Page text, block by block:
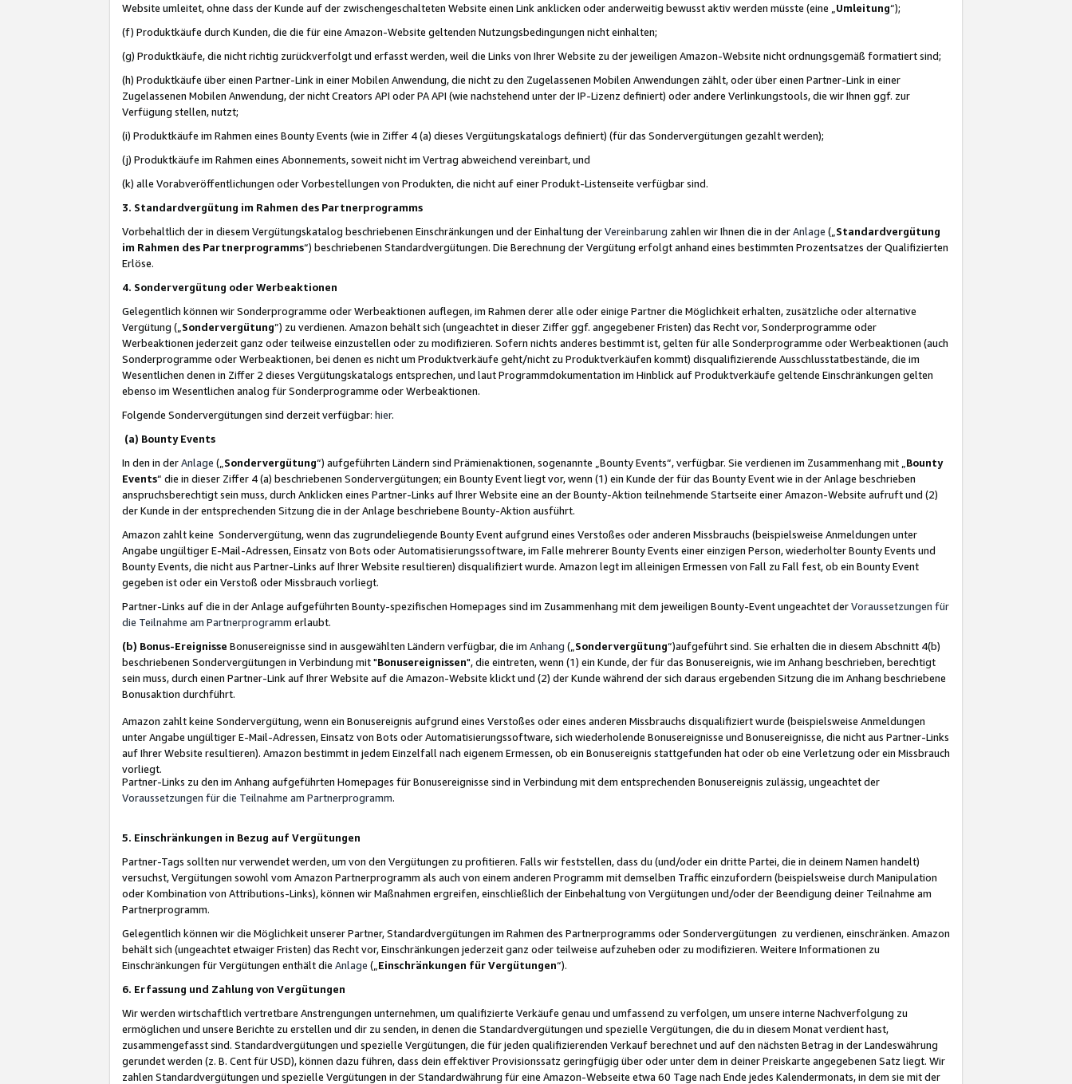
Website umleitet, ohne dass der Kunde auf der zwischengeschalteten Website einen Link anklicken oder anderweitig bewusst aktiv werden müsste (eine „ Umleitung“);
(f) Produktkäufe durch Kunden, die die für eine Amazon-Website geltenden Nutzungsbedingungen nicht einhalten;
(g) Produktkäufe, die nicht richtig zurückverfolgt und erfasst werden, weil die Links von Ihrer Website zu der jeweiligen Amazon-Website nicht ordnungsgemäß formatiert sind;
(h) Produktkäufe über einen Partner-Link in einer Mobilen Anwendung, die nicht zu den Zugelassenen Mobilen Anwendungen zählt, oder über einen Partner-Link in einer
Zugelassenen Mobilen Anwendung, der nicht Creators API oder PA API (wie nachstehend unter der IP-Lizenz definiert) oder andere Verlinkungstools, die wir Ihnen ggf. zur
Verfügung stellen, nutzt;
(i) Produktkäufe im Rahmen eines Bounty Events (wie in Ziffer 4 (a) dieses Vergütungskatalogs definiert) (für das Sondervergütungen gezahlt werden);
(j) Produktkäufe im Rahmen eines Abonnements, soweit nicht im Vertrag abweichend vereinbart, und
(k) alle Vorabveröffentlichungen oder Vorbestellungen von Produkten, die nicht auf einer Produkt-Listenseite verfügbar sind.
3. Standardvergütung im Rahmen des Partnerprogramms
Vorbehaltlich der in diesem Vergütungskatalog beschriebenen Einschränkungen und der Einhaltung derVereinbarung zahlen wir Ihnen die in derAnlage („ Standardvergütung
im Rahmen des Partnerprogramms“) beschriebenen Standardvergütungen. Die Berechnung der Vergütung erfolgt anhand eines bestimmten Prozentsatzes der Qualifizierten
Erlöse.
4. Sondervergütung oder Werbeaktionen
Gelegentlich können wir Sonderprogramme oder Werbeaktionen auflegen, im Rahmen derer alle oder einige Partner die Möglichkeit erhalten, zusätzliche oder alternative
Vergütung („ Sondervergütung”) zu verdienen. Amazon behält sich (ungeachtet in dieser Ziffer ggf. angegebener Fristen) das Recht vor, Sonderprogramme oder
Werbeaktionen jederzeit ganz oder teilweise einzustellen oder zu modifizieren. Sofern nichts anderes bestimmt ist, gelten für alle Sonderprogramme oder Werbeaktionen (auch
Sonderprogramme oder Werbeaktionen, bei denen es nicht um Produktverkäufe geht/nicht zu Produktverkäufen kommt) disqualifizierende Ausschlusstatbestände, die im
Wesentlichen denen in Ziffer 2 dieses Vergütungskatalogs entsprechen, und laut Programmdokumentation im Hinblick auf Produktverkäufe geltende Einschränkungen gelten
ebenso im Wesentlichen analog für Sonderprogramme oder Werbeaktionen.
Folgende Sondervergütungen sind derzeit verfügbar: hier.
(a) Bounty Events
In den in derAnlage („ Sondervergütung“) aufgeführten Ländern sind Prämienaktionen, sogenannte „Bounty Events“, verfügbar. Sie verdienen im Zusammenhang mit „ Bounty
Events“ die in dieser Ziffer 4 (a) beschriebenen Sondervergütungen; ein Bounty Event liegt vor, wenn (1) ein Kunde der für das Bounty Event wie in der Anlage beschrieben
anspruchsberechtigt sein muss, durch Anklicken eines Partner-Links auf Ihrer Website eine an der Bounty-Aktion teilnehmende Startseite einer Amazon-Website aufruft und (2)
der Kunde in der entsprechenden Sitzung die in der Anlage beschriebene Bounty-Aktion ausführt.
Amazon zahlt keine Sondervergütung, wenn das zugrundeliegende Bounty Event aufgrund eines Verstoßes oder anderen Missbrauchs (beispielsweise Anmeldungen unter
Angabe ungültiger E-Mail-Adressen, Einsatz von Bots oder Automatisierungssoftware, im Falle mehrerer Bounty Events einer einzigen Person, wiederholter Bounty Events und
Bounty Events, die nicht aus Partner-Links auf Ihrer Website resultieren) disqualifiziert wurde. Amazon legt im alleinigen Ermessen von Fall zu Fall fest, ob ein Bounty Event
gegeben ist oder ein Verstoß oder Missbrauch vorliegt.
Partner-Links auf die in der Anlage aufgeführten Bounty-spezifischen Homepages sind im Zusammenhang mit dem jeweiligen Bounty-Event ungeachtet derVoraussetzungen für
die Teilnahme am Partnerprogramm erlaubt.
(b) Bonus-Ereignisse Bonusereignisse sind in ausgewählten Ländern verfügbar, die im Anhang („ Sondervergütung“)aufgeführt sind. Sie erhalten die in diesem Abschnitt 4(b)
beschriebenen Sondervergütungen in Verbindung mit "Bonusereignissen", die eintreten, wenn (1) ein Kunde, der für das Bonusereignis, wie im Anhang beschrieben, berechtigt
sein muss, durch einen Partner-Link auf Ihrer Website auf die Amazon-Website klickt und (2) der Kunde während der sich daraus ergebenden Sitzung die im Anhang beschriebene
Bonusaktion durchführt.
Amazon zahlt keine Sondervergütung, wenn ein Bonusereignis aufgrund eines Verstoßes oder eines anderen Missbrauchs disqualifiziert wurde (beispielsweise Anmeldungen
unter Angabe ungültiger E-Mail-Adressen, Einsatz von Bots oder Automatisierungssoftware, sich wiederholende Bonusereignisse und Bonusereignisse, die nicht aus Partner-Links
auf Ihrer Website resultieren). Amazon bestimmt in jedem Einzelfall nach eigenem Ermessen, ob ein Bonusereignis stattgefunden hat oder ob eine Verletzung oder ein Missbrauch
vorliegt.
Partner-Links zu den im Anhang aufgeführten Homepages für Bonusereignisse sind in Verbindung mit dem entsprechenden Bonusereignis zulässig, ungeachtet der
Voraussetzungen für die Teilnahme am Partnerprogramm.
5. Einschränkungen in Bezug auf Vergütungen
Partner-Tags sollten nur verwendet werden, um von den Vergütungen zu profitieren. Falls wir feststellen, dass du (und/oder ein dritte Partei, die in deinem Namen handelt)
versuchst, Vergütungen sowohl vom Amazon Partnerprogramm als auch von einem anderen Programm mit demselben Traffic einzufordern (beispielsweise durch Manipulation
oder Kombination von Attributions-Links), können wir Maßnahmen ergreifen, einschließlich der Einbehaltung von Vergütungen und/oder der Beendigung deiner Teilnahme am
Partnerprogramm.
Gelegentlich können wir die Möglichkeit unserer Partner, Standardvergütungen im Rahmen des Partnerprogramms oder Sondervergütungen zu verdienen, einschränken. Amazon
behält sich (ungeachtet etwaiger Fristen) das Recht vor, Einschränkungen jederzeit ganz oder teilweise aufzuheben oder zu modifizieren. Weitere Informationen zu
Einschränkungen für Vergütungen enthält die Anlage („ Einschränkungen für Vergütungen“).
6. Erfassung und Zahlung von Vergütungen
Wir werden wirtschaftlich vertretbare Anstrengungen unternehmen, um qualifizierte Verkäufe genau und umfassend zu verfolgen, um unsere interne Nachverfolgung zu
ermöglichen und unsere Berichte zu erstellen und dir zu senden, in denen die Standardvergütungen und spezielle Vergütungen, die du in diesem Monat verdient hast,
zusammengefasst sind. Standardvergütungen und spezielle Vergütungen, die für jeden qualifizierenden Verkauf berechnet und auf den nächsten Betrag in der Landeswährung
gerundet werden (z. B. Cent für USD), können dazu führen, dass dein effektiver Provisionssatz geringfügig über oder unter dem in deiner Preiskarte angegebenen Satz liegt. Wir
zahlen Standardvergütungen und spezielle Vergütungen in der Standardwährung für eine Amazon-Webseite etwa 60 Tage nach Ende jedes Kalendermonats, in dem sie mit der